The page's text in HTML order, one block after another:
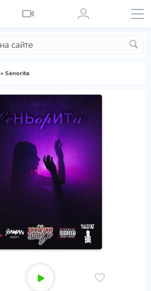
» Senorita